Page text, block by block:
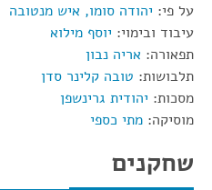
על פי: יהודה סומו, איש מנטובה
עיבוד ובימוי: יוסף מילוא
תפאורה: אריה נבון
תלבושות: טובה קלינר סדן
מסכות: יהודית גרינשפן
מוסיקה: מתי כספי
שחקנים